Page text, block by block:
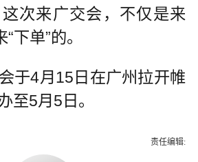
次来广交会，不仅是来
下单”的。
于4月15日在广州拉开帷
至5月5日。
责任编辑: